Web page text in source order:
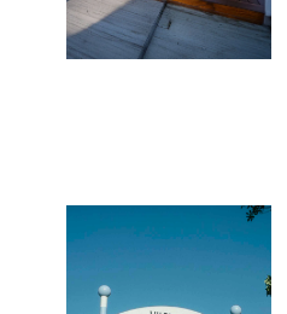
Monitora il mio ordine